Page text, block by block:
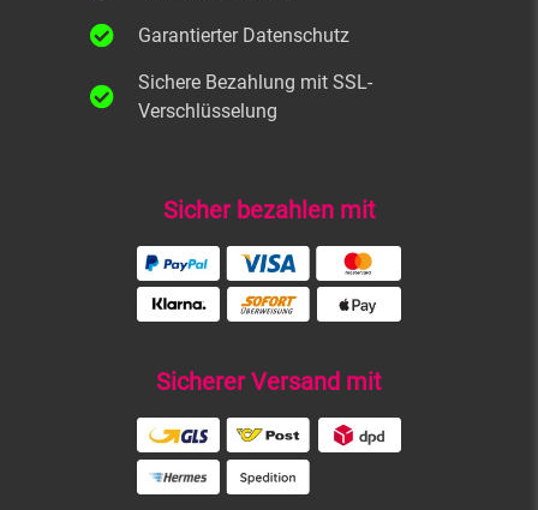
Garantierter Datenschutz
Sichere Bezahlung mit SSL-
Verschlüsselung
Sicher bezahlen mit
Sicherer Versand mit